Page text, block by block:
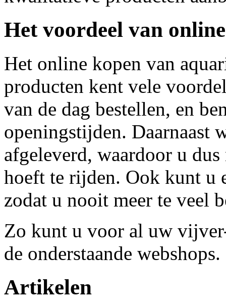
Het voordeel van
Het online kopen van
producten kent vele
van de dag bestellen, en
openingstijden. Daarnaast
afgeleverd, waardoor u
hoeft te rijden. Ook kunt u
zodat u nooit meer te veel
Zo kunt u voor al uw
de onderstaande webshops.
Artikelen